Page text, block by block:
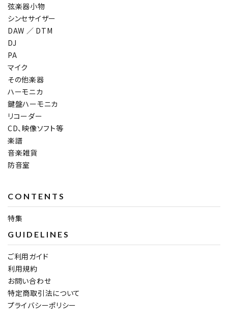
弦楽器小物
シンセサイザー
DAW ／ DTM
DJ
PA
マイク
その他楽器
ハーモニカ
鍵盤ハーモニカ
リコーダー
CD、映像ソフト等
楽譜
音楽雑貨
防音室
CONTENTS
特集
GUIDELINES
ご利用ガイド
利用規約
お問い合わせ
特定商取引法について
プライバシーポリシー